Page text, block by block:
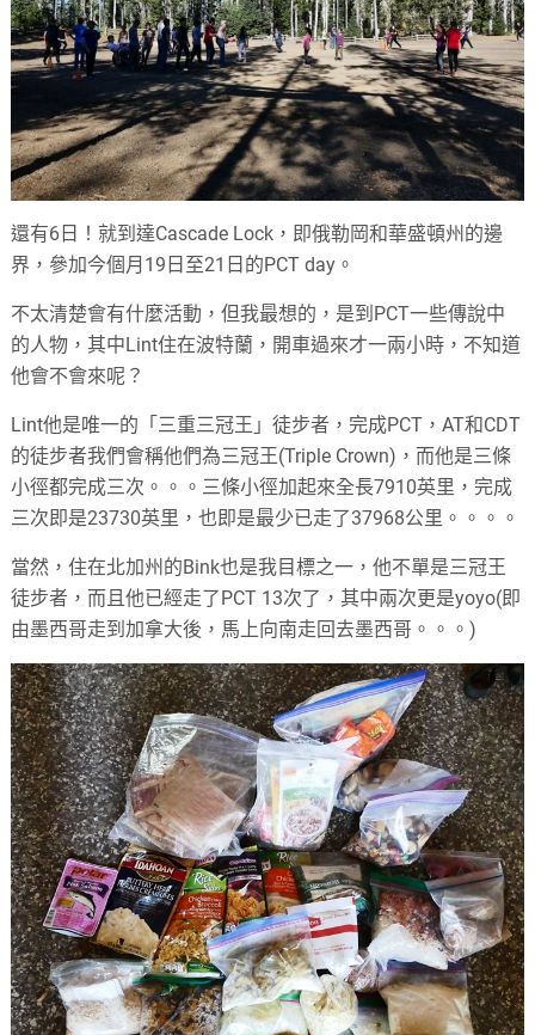
還有6日！就到達Cascade Lock，即俄勒岡和華盛頓州的邊
界，參加今個月19日至21日的PCT day。
不太清楚會有什麼活動，但我最想的，是到PCT一些傳說中
的人物，其中Lint住在波特蘭，開車過來才一兩小時，不知道
他會不會來呢？
Lint他是唯一的「三重三冠王」徒步者，完成PCT，AT和CDT
的徒步者我們會稱他們為三冠王(Triple Crown)，而他是三條
小徑都完成三次。。。三條小徑加起來全長7910英里，完成
三次即是23730英里，也即是最少已走了37968公里。。。。
當然，住在北加州的Bink也是我目標之一，他不單是三冠王
徒步者，而且他已經走了PCT 13次了，其中兩次更是yoyo(即
由墨西哥走到加拿大後，馬上向南走回去墨西哥。。。)